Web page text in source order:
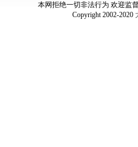
本网拒绝一切非法行为 欢迎监
Copyright 2002-2020